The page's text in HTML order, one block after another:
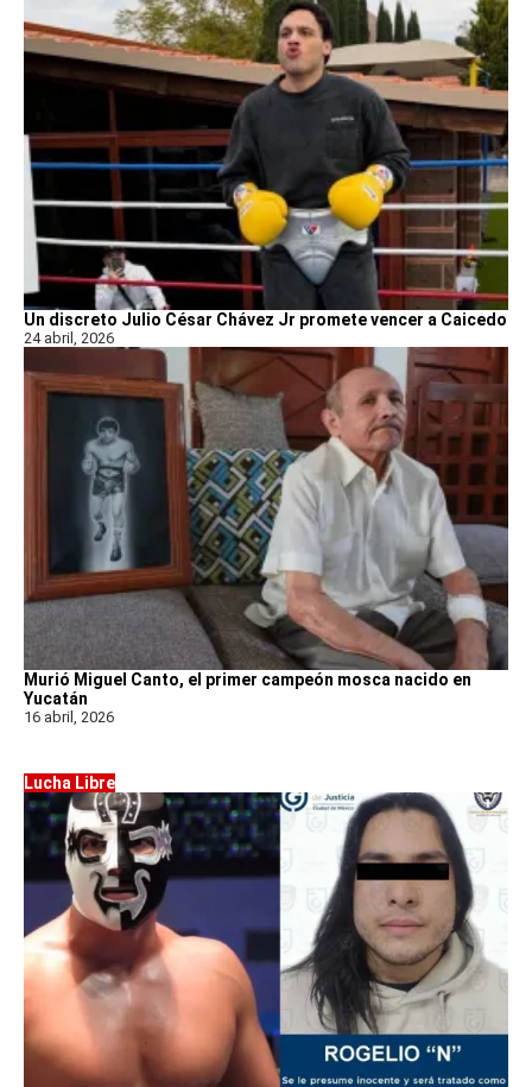
Un discreto Julio César Chávez Jr promete vencer a Caicedo
24 abril, 2026
Murió Miguel Canto, el primer campeón mosca nacido en
Yucatán
16 abril, 2026
Lucha Libre